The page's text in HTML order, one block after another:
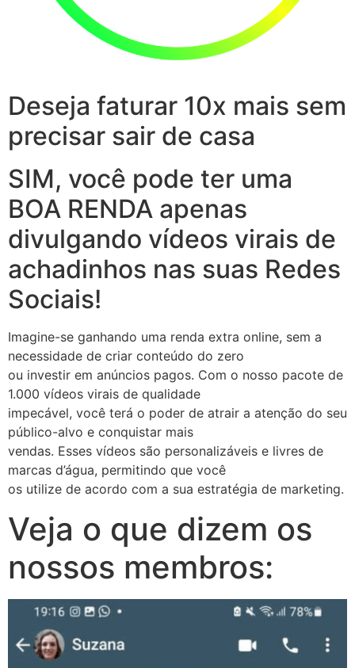
Deseja faturar 10x mais sem
precisar sair de casa
SIM, você pode ter uma
BOA RENDA apenas
divulgando vídeos virais de
achadinhos nas suas Redes
Sociais!
Imagine-se ganhando uma renda extra online, sem a
necessidade de criar conteúdo do zero
ou investir em anúncios pagos. Com o nosso pacote de
1.000 vídeos virais de qualidade
impecável, você terá o poder de atrair a atenção do seu
público-alvo e conquistar mais
vendas. Esses vídeos são personalizáveis e livres de
marcas d’água, permitindo que você
os utilize de acordo com a sua estratégia de marketing.
Veja o que dizem os
nossos membros: